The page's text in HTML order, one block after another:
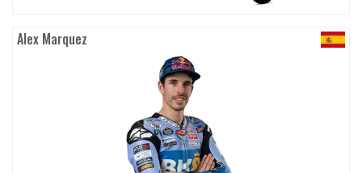
Alex Marquez